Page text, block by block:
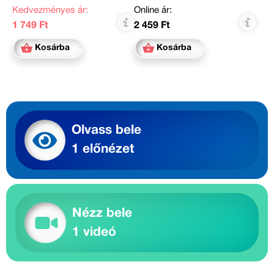
Kedvezményes ár:
1 749 Ft
Kosárba
Online ár:
2 459 Ft
Kosárba
Olvass bele
1 előnézet
Nézz bele
1 videó